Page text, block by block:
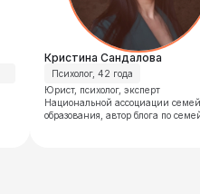
Кристина Сандалова
Психолог, 42 года
Юрист, психолог, эксперт
Национальной ассоциации
образования, автор блога по